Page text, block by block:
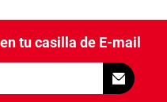
tu casilla de E-mail